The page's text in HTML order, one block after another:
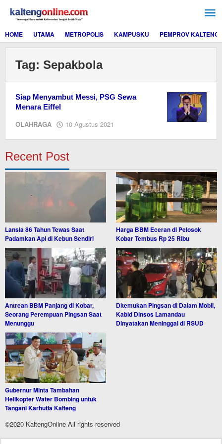
konten
HOME
UTAMA METROPOLIS KAMPUSKU PEMPROV KALTENG
Tag: Sepakbola
Siap Menyambut Messi, PSG Sewa
Menara Eiffel
OLAHRAGA 10 Agustus 2021
Recent Post
Lansia 86 Tahun Tewas Saat
Padamkan Api di Kebun Sendiri
Harga BBM Eceran di Pelosok
Kobar Tembus Rp 25 Ribu
Antrean BBM Panjang di Kobar,
Seorang Perempuan Pingsan Saat
Menunggu
Ditemukan Pingsan di Dalam Mobil,
Kabid Dinsos Lamandau
Dinyatakan Meninggal di RSUD
Gubernur Minta Tambahan
Helikopter Water Bombing untuk
Tangani Karhutla Kalteng
©2020 KaltengOnline All rights reserved